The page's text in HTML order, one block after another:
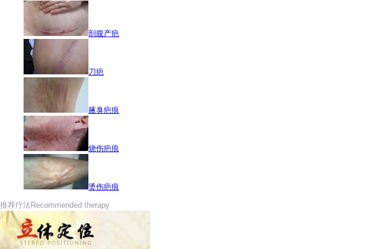
剖腹产疤
刀疤
腋臭疤痕
烧伤疤痕
烫伤疤痕
推荐疗法Recommended therapy